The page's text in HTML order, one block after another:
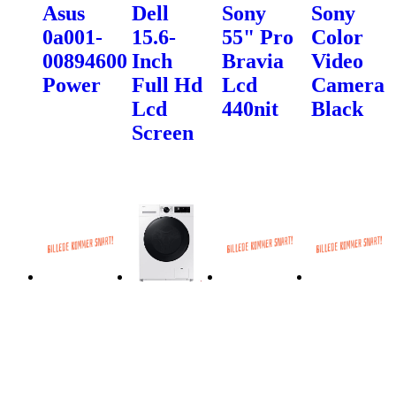
Asus
0a001-
00894600
Power
Dell
15.6-
Inch
Full Hd
Lcd
Screen
Sony
55" Pro
Bravia
Lcd
440nit
Sony
Color
Video
Camera
Black